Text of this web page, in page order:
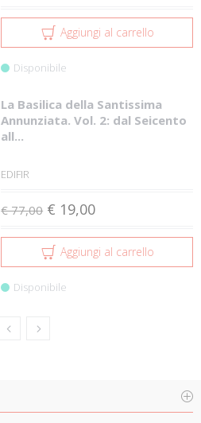
Aggiungi al carrello
Disponibile
La Basilica della Santissima
Annunziata. Vol. 2: dal Seicento
all...
EDIFIR
€ 77,00 € 19,00
Aggiungi al carrello
Disponibile